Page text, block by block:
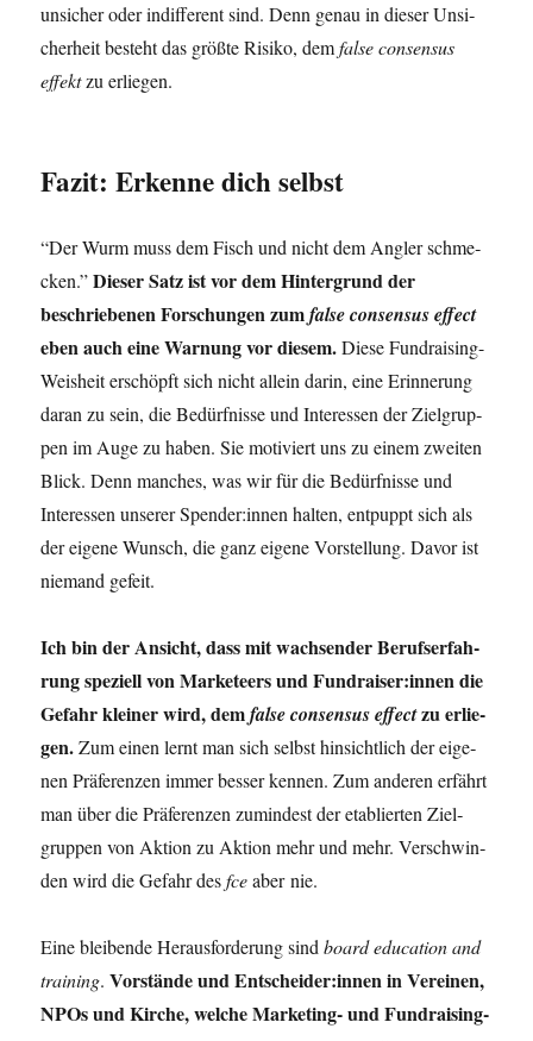
unsi­cher oder indif­fe­rent sind. Denn genau in die­ser Unsi­
cher­heit besteht das größ­te Risi­ko, demfal­se con­sen­sus
effektzu erlie­gen.
Fazit: Erkenne dich selbst
“Der Wurm muss dem Fisch und nicht dem Ang­ler schme­
cken.”Die­ser Satz ist vor dem Hin­ter­grund der
beschrie­be­nen For­schun­gen zumfal­se con­sen­sus effect
eben auch eine War­nung vor die­sem.Die­se Fund­rai­sing-
Weis­heit erschöpft sich nicht allein dar­in, eine Erin­ne­rung
dar­an zu sein, die Bedürf­nis­se und Inter­es­sen der Ziel­grup­
pen im Auge zu haben. Sie moti­viert uns zu einem zwei­ten
Blick. Denn man­ches, was wir für die Bedürf­nis­se und
Inter­es­sen unse­rer Spender:innen hal­ten, ent­puppt sich als
der eige­ne Wunsch, die ganz eige­ne Vor­stel­lung. Davor ist
nie­mand gefeit.
Ich bin der Ansicht, dass mit wach­sen­der Berufs­er­fah­
rung spe­zi­ell von Mar­ke­teers und Fundraiser:innen die
Gefahr klei­ner wird, demfal­se con­sen­sus effectzu erlie­
gen.Zum einen lernt man sich selbst hin­sicht­lich der eige­
nen Prä­fe­ren­zen immer bes­ser ken­nen. Zum ande­ren erfährt
man über die Prä­fe­ren­zen zumin­dest der eta­blier­ten Ziel­
grup­pen von Akti­on zu Akti­on mehr und mehr. Ver­schwin­
den wird die Gefahr desfceaber nie.
Eine blei­ben­de Her­aus­for­de­rung sindboard edu­ca­ti­on and
trai­ning.Vor­stän­de und Entscheider:innen in Ver­ei­nen,
NPOs und Kir­che, wel­che Mar­ke­ting- und Fund­rai­sin­g­